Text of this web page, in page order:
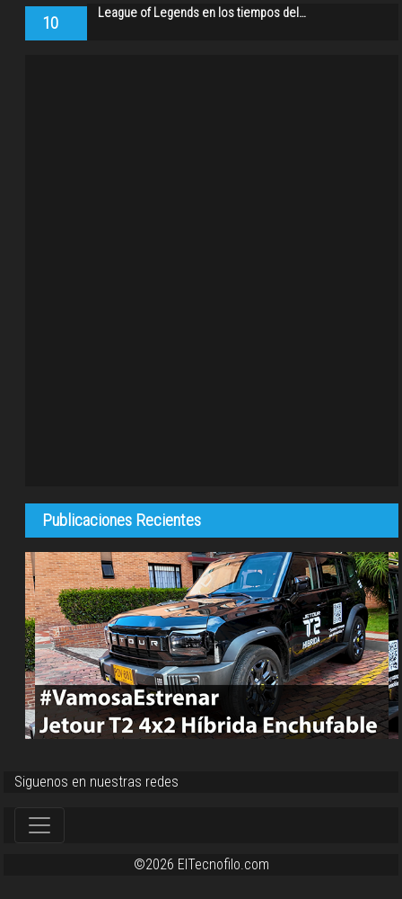
10 League of Legends en los tiempos del…
Publicaciones Recientes
Siguenos en nuestras redes
©2026 ElTecnofilo.com